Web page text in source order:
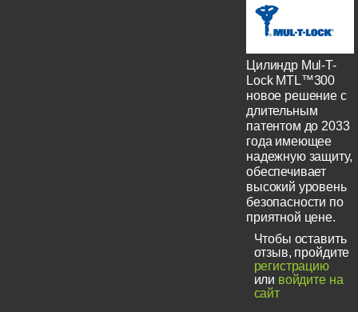
Цилиндр Mul-T-
Lock MTL™300
новое решение с
длительным
патентом до 2033
года имеющее
надежную защиту,
обеспечивает
высокий уровень
безопасности по
приятной цене.
Чтобы оставить
отзыв, пройдите
регистрацию
или войдите на
сайт